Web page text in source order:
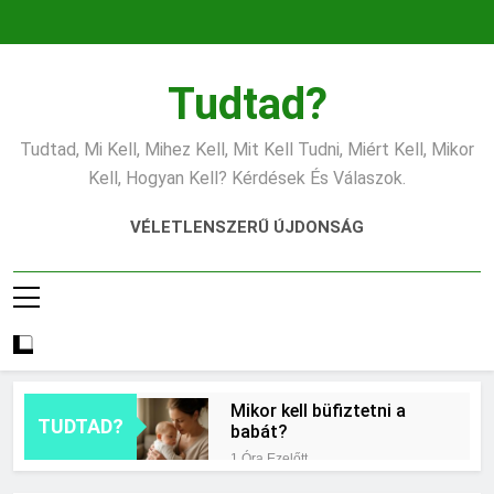
Tudtad?
Tudtad, Mi Kell, Mihez Kell, Mit Kell Tudni, Miért Kell, Mikor
Kell, Hogyan Kell? Kérdések És Válaszok.
VÉLETLENSZERŰ ÚJDONSÁG
TUDTAD?
Mikor kell büfiztetni a
babát?
1 Óra Ezelőtt